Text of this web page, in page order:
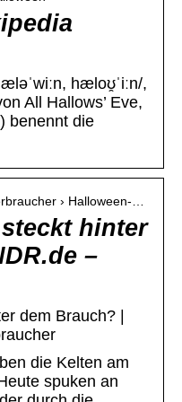
hæloʊ̯ˈiːn/,
All Hallows’ Eve,
benennt die
› Halloween-…
hinter
–
dem Brauch? |
die Kelten am
spuken an